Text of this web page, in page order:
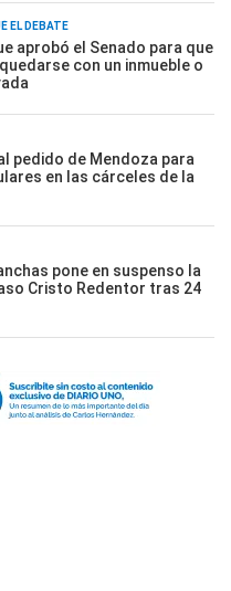
EL DEBATE
aprobó el Senado para que
con un inmueble o
pedido de Mendoza para
en las cárceles de la
pone en suspenso la
Cristo Redentor tras 24